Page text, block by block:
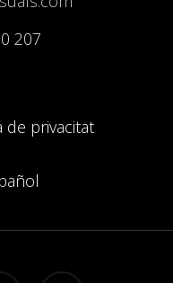
207
de privacitat
soundcloud